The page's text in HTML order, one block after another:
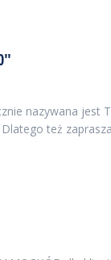
nazywana jest
też